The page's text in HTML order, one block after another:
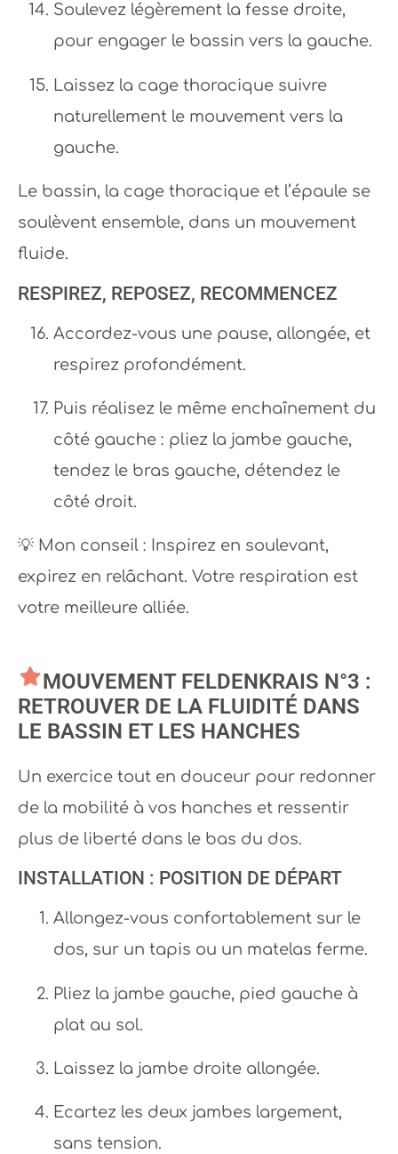
Soulevez légèrement la fesse droite,
pour engager le bassin vers la gauche.
Laissez la cage thoracique suivre
naturellement le mouvement vers la
gauche.
Le bassin, la cage thoracique et l’épaule se
soulèvent ensemble, dans un mouvement
fluide.
RESPIREZ, REPOSEZ, RECOMMENCEZ
Accordez-vous une pause, allongée, et
respirez profondément.
Puis réalisez le même enchaînement du
côté gauche : pliez la jambe gauche,
tendez le bras gauche, détendez le
côté droit.
💡 Mon conseil : Inspirez en soulevant,
expirez en relâchant. Votre respiration est
votre meilleure alliée.
MOUVEMENT FELDENKRAIS N°3 :
RETROUVER DE LA FLUIDITÉ DANS
LE BASSIN ET LES HANCHES
Un exercice tout en douceur pour redonner
de la mobilité à vos hanches et ressentir
plus de liberté dans le bas du dos.
INSTALLATION : POSITION DE DÉPART
Allongez-vous confortablement sur le
dos, sur un tapis ou un matelas ferme.
Pliez la jambe gauche, pied gauche à
plat au sol.
Laissez la jambe droite allongée.
Ecartez les deux jambes largement,
sans tension.